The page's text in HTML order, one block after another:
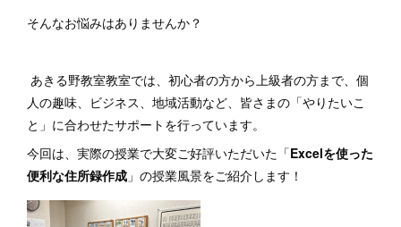
そんなお悩みはありませんか？
あきる野教室教室では、初心者の方から上級者の方まで、個
人の趣味、ビジネス、地域活動など、皆さまの「やりたいこ
と」に合わせたサポートを行っています。
今回は、実際の授業で大変ご好評いただいた「Excelを使った
便利な住所録作成 」の授業風景をご紹介します！